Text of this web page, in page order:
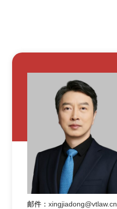
邮件： xingjiadong@vtlaw.cn